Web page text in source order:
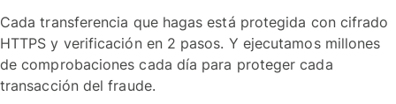
Cada transferencia que hagas está protegida con cifrado
HTTPS y verificación en 2 pasos. Y ejecutamos millones
de comprobaciones cada día para proteger cada
transacción del fraude.